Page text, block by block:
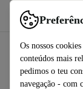
Os nossos
conteúdos mais
pedimos o teu
navegação - com
Use o refurbed